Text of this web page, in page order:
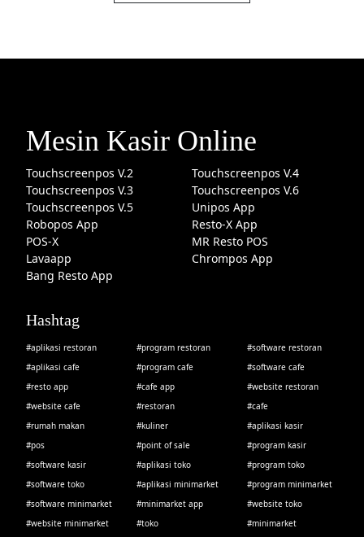
Mesin Kasir Online
Touchscreenpos V.2
Touchscreenpos V.4
Touchscreenpos V.3
Touchscreenpos V.6
Touchscreenpos V.5
Unipos App
Robopos App
Resto-X App
POS-X
MR Resto POS
Lavaapp
Chrompos App
Bang Resto App
Hashtag
#aplikasi restoran #program restoran
#software restoran
#aplikasi cafe
#program cafe
#software cafe
#resto app
#cafe app
#website restoran
#website cafe
#restoran
#cafe
#rumah makan
#kuliner
#aplikasi kasir
#pos
#point of sale
#program kasir
#software kasir
#aplikasi toko
#program toko
#software toko
#aplikasi minimarket
#program minimarket
#software minimarket
#minimarket app
#website toko
#website minimarket
#toko
#minimarket